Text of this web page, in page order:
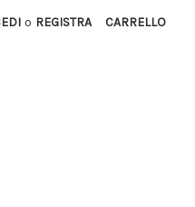
o REGISTRA CARRELLO